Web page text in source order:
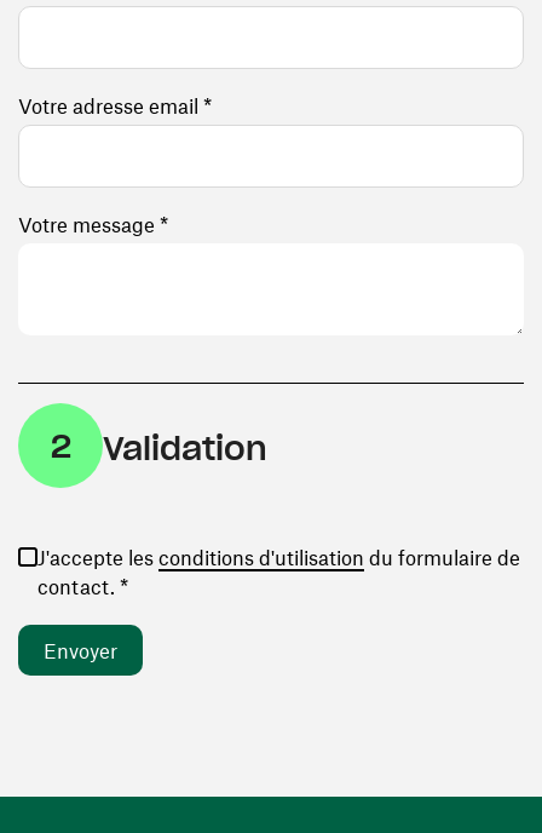
Votre adresse email *
Votre message *
2 Validation
J'accepte les conditions d'utilisation (ouvre une
du formulaire de
contact. *